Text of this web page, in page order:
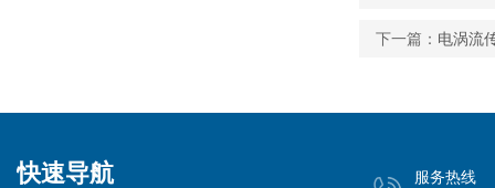
下一篇： 电涡流
快速导航 服务热线